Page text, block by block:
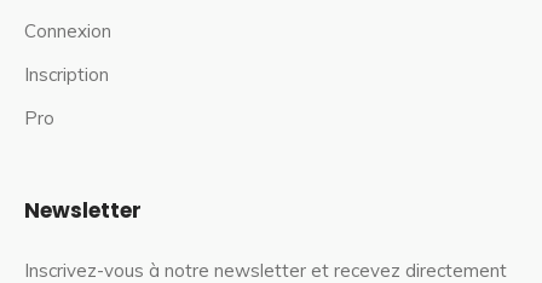
Connexion
Inscription
Pro
Newsletter
Inscrivez-vous à notre newsletter et recevez directement